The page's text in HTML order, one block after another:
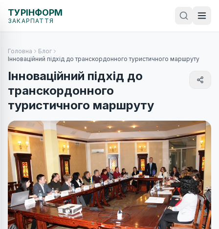
ТУРІНФОРМ
ЗАКАРПАТТЯ
Головна
Блог
Інноваційний підхід до транскордонного туристичного маршруту
Інноваційний підхід до
транскордонного
туристичного маршруту